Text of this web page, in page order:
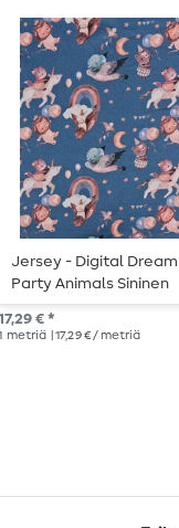
Jersey - Digital Dream
Party Animals Sininen
€ *
metriä | 17,29 € / metriä